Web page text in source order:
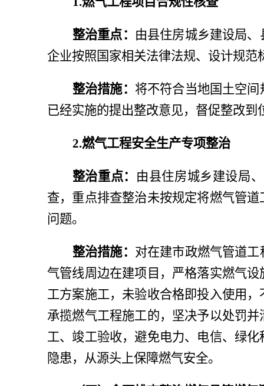
整治重点： 由县住房城乡建设局、
企业按照 国家相关法律法规、设计规
整治措施： 将不符合当地国土空
已经实施的提出整改意见，督促整改
2.燃气工程安全生产专项整治
整治重点： 由县住房城乡建设局
查，重点排查整治未按规定将燃气管
问题。
整治措施： 对在建市政燃气管道
气管线周边在建项目，严格落实燃气
工方案施工，未验收合格即投入使用
承揽燃气工程施工的，坚决予以处罚
工、竣工验收，避免电力、电信、绿
隐患，从源头上保障燃气安全。